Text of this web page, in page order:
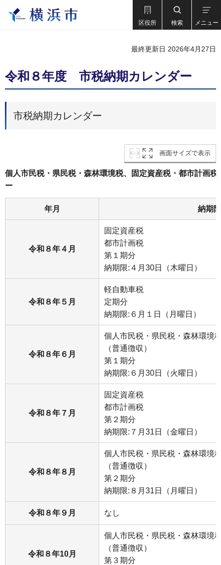
区役所 検索 メニュー
最終更新日 2026年4月27日
令和８年度 市税納期カレンダー
市税納期カレンダー
画面サイズで表示
個人市民税・県民税・森林環境税、固定資産税・都市計画
ー
年月 納期限
令和８年４月
固定資産税
都市計画税
第１期分
納期限:４月30日（木曜日）
令和８年５月
軽自動車税
定期分
納期限:６月１日（月曜日）
令和８年６月
個人市民税・県民税・森林環境
（普通徴収）
第１期分
納期限:６月30日（火曜日）
令和８年７月
固定資産税
都市計画税
第２期分
納期限:７月31日（金曜日）
令和８年８月
個人市民税・県民税・森林環境
（普通徴収）
第２期分
納期限:８月31日（月曜日）
令和８年９月 なし
令和８年10月
個人市民税・県民税・森林環境
（普通徴収）
第３期分